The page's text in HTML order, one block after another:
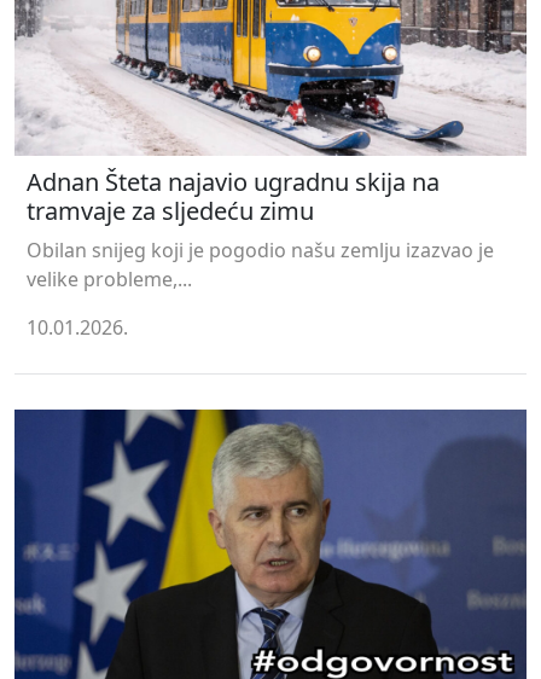
Adnan Šteta najavio ugradnu skija na
tramvaje za sljedeću zimu
Obilan snijeg koji je pogodio našu zemlju izazvao je
velike probleme,...
10.01.2026.